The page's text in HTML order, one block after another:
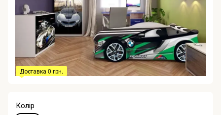
Доставка 0 грн.
Колір